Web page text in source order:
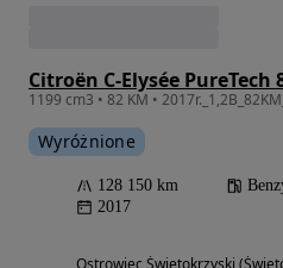
Citroën C-Elysée PureTech
Wyróżnione
128 150 km
2017
Ostrowiec Świętokrzyski